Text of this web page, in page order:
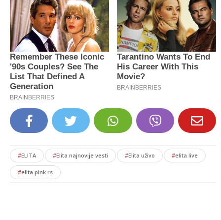
#ELITA #Elita najnovije vesti #Elita uživo #elita live
#elita pink.rs